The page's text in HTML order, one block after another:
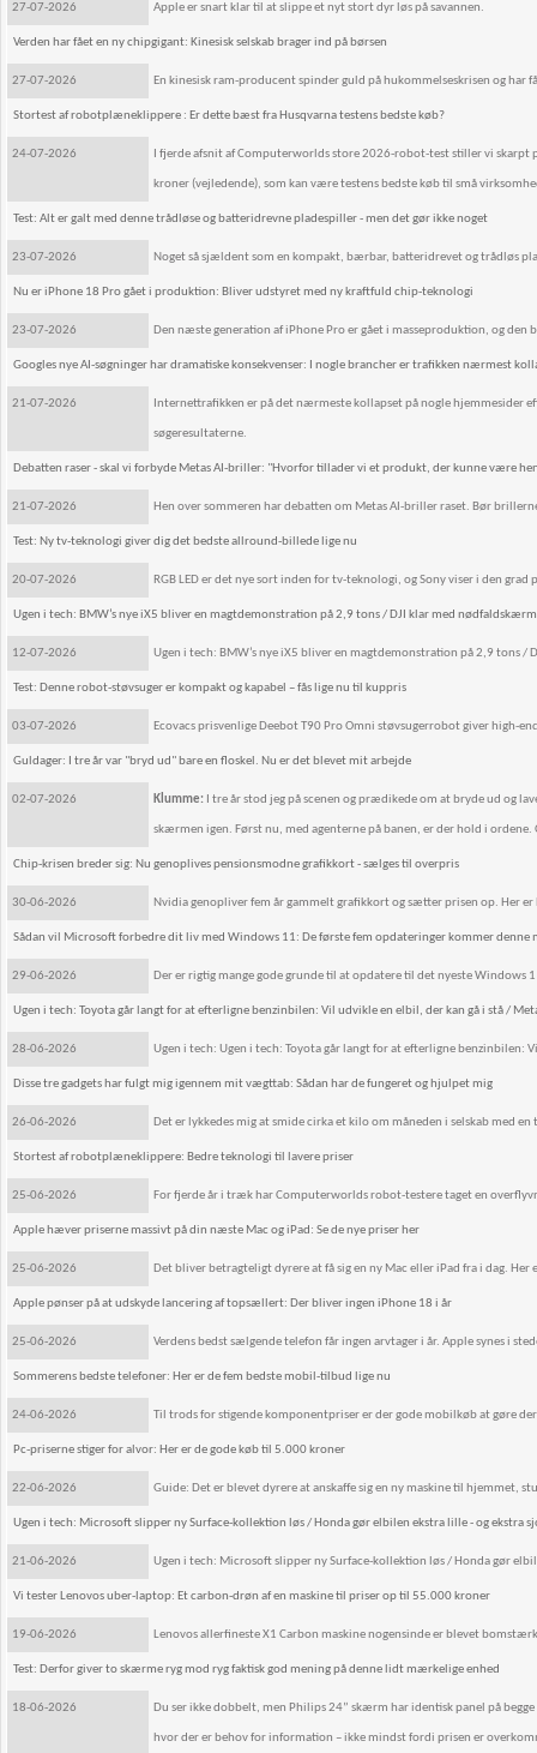
27-07-2026 Apple er snart klar til at slippe et nyt stort dyr løs på savannen.
Verden har fået en ny chipgigant: Kinesisk selskab brager ind på børsen
27-07-2026 En kinesisk ram-producent spinder guld på hukommelseskrisen og har
Stortest af robotplæneklippere : Er dette bæst fra Husqvarna testens bedste køb?
24-07-2026 I fjerde afsnit af Computerworlds store 2026-robot-test stiller vi
kroner (vejledende), som kan være testens bedste køb til små
Test: Alt er galt med denne trådløse og batteridrevne pladespiller - men det gør ikke noget
23-07-2026 Noget så sjældent som en kompakt, bærbar, batteridrevet og trådløs
Nu er iPhone 18 Pro gået i produktion: Bliver udstyret med ny kraftfuld chip-teknologi
23-07-2026 Den næste generation af iPhone Pro er gået i masseproduktion, og
Googles nye AI-søgninger har dramatiske konsekvenser: I nogle brancher er trafikken nærmest
21-07-2026 Internettrafikken er på det nærmeste kollapset på nogle hjemmesider
søgeresultaterne.
Debatten raser - skal vi forbyde Metas AI-briller: "Hvorfor tillader vi et produkt, der kunne være
21-07-2026 Hen over sommeren har debatten om Metas AI-briller raset. Bør
Test: Ny tv-teknologi giver dig det bedste allround-billede lige nu
20-07-2026 RGB LED er det nye sort inden for tv-teknologi, og Sony viser i den
Ugen i tech: BMW’s nye iX5 bliver en magtdemonstration på 2,9 tons / DJI klar med
12-07-2026 Ugen i tech: BMW’s nye iX5 bliver en magtdemonstration på 2,9 tons
Test: Denne robot-støvsuger er kompakt og kapabel – fås lige nu til kuppris
03-07-2026 Ecovacs prisvenlige Deebot T90 Pro Omni støvsugerrobot giver high-
Guldager: I tre år var "bryd ud" bare en floskel. Nu er det blevet mit arbejde
02-07-2026 Klumme: I tre år stod jeg på scenen og prædikede om at bryde ud og
skærmen igen. Først nu, med agenterne på banen, er der hold i ordene.
Chip-krisen breder sig: Nu genoplives pensionsmodne grafikkort - sælges til overpris
30-06-2026 Nvidia genopliver fem år gammelt grafikkort og sætter prisen op. Her
Sådan vil Microsoft forbedre dit liv med Windows 11: De første fem opdateringer kommer denne
29-06-2026 Der er rigtig mange gode grunde til at opdatere til det nyeste Windows
Ugen i tech: Toyota går langt for at efterligne benzinbilen: Vil udvikle en elbil, der kan gå i stå /
28-06-2026 Ugen i tech: Ugen i tech: Toyota går langt for at efterligne benzinbilen:
Disse tre gadgets har fulgt mig igennem mit vægttab: Sådan har de fungeret og hjulpet mig
26-06-2026 Det er lykkedes mig at smide cirka et kilo om måneden i selskab med
Stortest af robotplæneklippere: Bedre teknologi til lavere priser
25-06-2026 For fjerde år i træk har Computerworlds robot-testere taget en
Apple hæver priserne massivt på din næste Mac og iPad: Se de nye priser her
25-06-2026 Det bliver betragteligt dyrere at få sig en ny Mac eller iPad fra i dag.
Apple pønser på at udskyde lancering af topsællert: Der bliver ingen iPhone 18 i år
25-06-2026 Verdens bedst sælgende telefon får ingen arvtager i år. Apple synes i
Sommerens bedste telefoner: Her er de fem bedste mobil-tilbud lige nu
24-06-2026 Til trods for stigende komponentpriser er der gode mobilkøb at gøre
Pc-priserne stiger for alvor: Her er de gode køb til 5.000 kroner
22-06-2026 Guide: Det er blevet dyrere at anskaffe sig en ny maskine til hjemmet,
Ugen i tech: Microsoft slipper ny Surface-kollektion løs / Honda gør elbilen ekstra lille - og ekstra
21-06-2026 Ugen i tech: Microsoft slipper ny Surface-kollektion løs / Honda gør
Vi tester Lenovos uber-laptop: Et carbon-drøn af en maskine til priser op til 55.000 kroner
19-06-2026 Lenovos allerfineste X1 Carbon maskine nogensinde er blevet
Test: Derfor giver to skærme ryg mod ryg faktisk god mening på denne lidt mærkelige enhed
18-06-2026 Du ser ikke dobbelt, men Philips 24” skærm har identisk panel på
hvor der er behov for information – ikke mindst fordi prisen er